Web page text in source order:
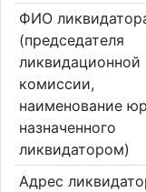
ФИО
(председателя
ликвидационной
комиссии,
наименование
назначенного
ликвидатором)
Адрес